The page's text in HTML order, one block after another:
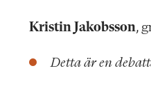
Kristin Jakobsson,
Detta är en